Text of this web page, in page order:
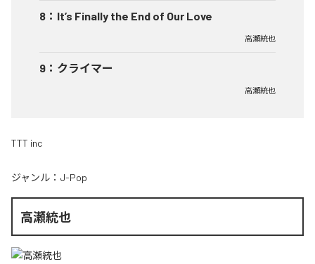
8 ： It’s Finally the End of Our Love
高瀬統也
9 ： クライマー
高瀬統也
TTT inc
ジャンル： J-Pop
高瀬統也